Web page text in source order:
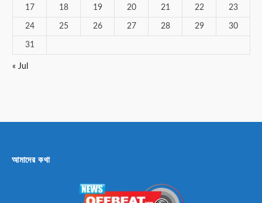
17 18 19 20 21 22 23
24 25 26 27 28 29 30
31
« Jul
আমাদের কথা